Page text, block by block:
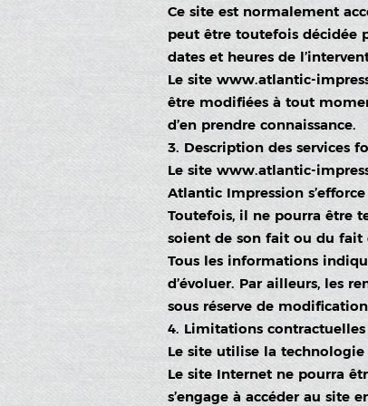
Ce site est normalement
peut être toutefois décidée
dates et heures de
Le site www.atlantic-
être modifiées à tout
d’en prendre connaissance.
3. Description des services
Le site www.atlantic-
Atlantic Impression
Toutefois, il ne pourra être
soient de son fait ou du fait
Tous les informations
d’évoluer. Par ailleurs, les
sous réserve de
4. Limitations
Le site utilise la technologie
Le site Internet ne pourra
s’engage à accéder au site